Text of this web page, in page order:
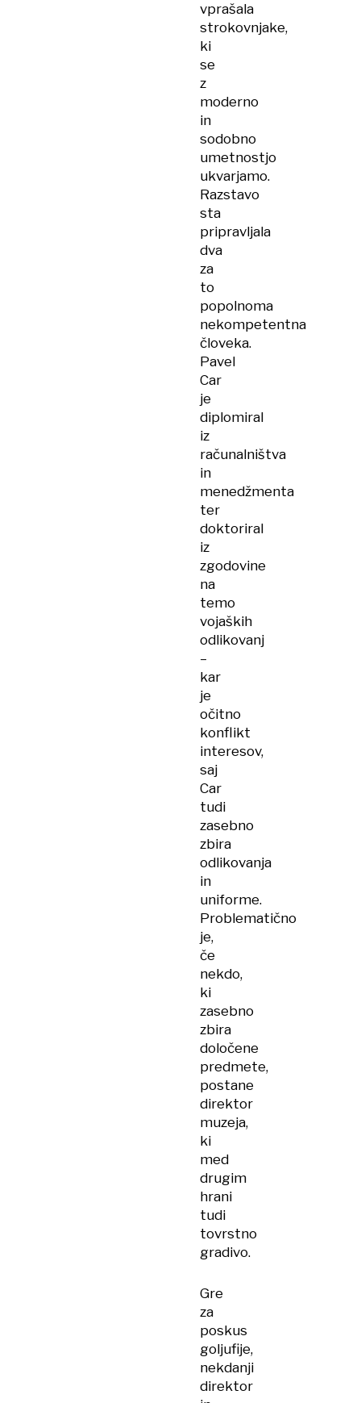
vprašala
strokovnjake,
ki
se
z
moderno
in
sodobno
umetnostjo
ukvarjamo.
Razstavo
sta
pripravljala
dva
za
to
popolnoma
nekompetentna
človeka.
Pavel
Car
je
diplomiral
iz
računalništva
in
menedžmenta
ter
doktoriral
iz
zgodovine
na
temo
vojaških
odlikovanj
–
kar
je
očitno
konflikt
interesov,
saj
Car
tudi
zasebno
zbira
odlikovanja
in
uniforme.
Problematično
je,
če
nekdo,
ki
zasebno
zbira
določene
predmete,
postane
direktor
muzeja,
ki
med
drugim
hrani
tudi
tovrstno
gradivo.
Gre
za
poskus
goljufije,
nekdanji
direktor